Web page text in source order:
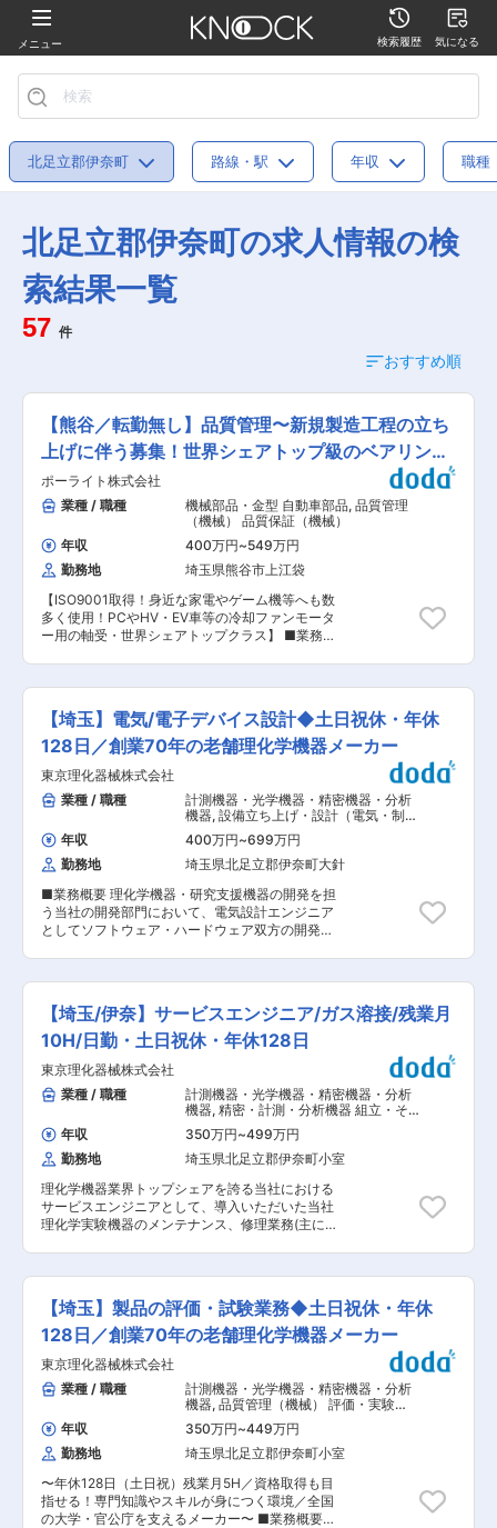
メニュー 検索履歴 気になる
北足立郡伊奈町 路線・駅 年収 職種
北足立郡伊奈町の求人情報の検
索結果一覧
57 件
おすすめ順
【熊谷／転勤無し】品質管理〜新規製造工程の立ち
上げに伴う募集！世界シェアトップ級のベアリング
メーカー
ポーライト株式会社
業種 / 職種
機械部品・金型 自動車部品, 品質管理
（機械） 品質保証（機械）
年収
400万円~549万円
勤務地
埼玉県熊谷市上江袋
【ISO9001取得！身近な家電やゲーム機等へも数
多く使用！PCやHV・EV車等の冷却ファンモータ
ー用の軸受・世界シェアトップクラス】 ■業務概
る燃料電池構造部品を生産しています。このた
び、新規製造工程の立ち上げに伴い、体制強化の
ための増員募集です。 ■製品魅力： 金属の粉を
固めて作る“粉末冶金技術”を使い、自動車・家
電・機械などに使われる高精度な金属部品（オイ
ルレスベアリングや焼結部品、MIM製品など）を
製造しています。 ★粉末冶金製法とは、金属の粉
を固めて作る特別な技術で材料廃棄が少なく環境
に優しい製造方式です。 ★同社の軸受けは「オイ
ルレスベアリング」という、油をささずともスム
ーズに回る部品を作っており、家電や車で活躍し
ています。 ■具体的な業務 ・工程内検査および
出荷検査業務 ・統計的品質管理に基づく品質デー
タの管理・分析 ・新規工程の立ち上げに伴う品質
管理体制の構築 ・製造現場での不具合調査及び生
産対応業務 ■働き方・福利厚生： ・新本社・工
休暇等）を含めて実質125日あり、有給休暇が
『入社当日』に10日付与 ・就業時間は7.5時間。
ノー残業デーや、有給休暇を1時間単位で取得で
きる制度や、永年勤続休暇等、柔軟な休暇制度あ
り ※当求人の残業時間は20〜30時間を想定して
おります。 ■企業魅力： ・粉末冶金製法の軸受
で世界トップクラスシェアを誇り、年間生産量は
80億個。自動車・家電・アミューズメント機器な
ど幅広い分野で採用されています。 ・グローバル
展開：経産省「グローバルニッチ企業100選」に
選出されるなど、技術力と安定成長が強みです。
海外7拠点を含むグループ体制で、世界中に製品
を供給しています。 変更の範囲：会社の定める業
【埼玉】電気/電子デバイス設計◆土日祝休・年休
128日／創業70年の老舗理化学機器メーカー
東京理化器械株式会社
業種 / 職種
計測機器・光学機器・精密機器・分析
機器, 設備立ち上げ・設計（電気・制御
設計） 電気設計（工作機械・装置・設
備・制御盤など）
年収 400万円~699万円
勤務地
埼玉県北足立郡伊奈町大針
■業務概要 理化学機器・研究支援機器の開発を担
う当社の開発部門において、電気設計エンジニア
としてソフトウェア・ハードウェア双方の開発業
め、電子回路設計や制御基板設計など、幅広い領
域に携わることができるポジションです。 当社が
手掛ける理化学機器は、大学や公的研究機関、医
療・医薬分野、食品業界など、多様な研究・開発
現場で活用されています。製品は、試料のかくは
ん、送液、温度制御、圧力管理など、研究活動を
支える重要な役割を担っています。 開発業務で
は、回路設計や配線設計などのハードウェア開発
に加え、組込みマイコン、PLC、PCアプリケー
ション開発などのソフトウェア開発にも携わりま
す。電気・電子分野の幅広い技術領域に関わりな
がら、自ら手掛けた製品の動作や性能を実際に確
認できるため、ものづくりの醍醐味を実感できる
環境です。 また、ソフトウェアとハードウェアの
両面から製品開発に携わることで、技術者として
の知識やスキルの幅を広げることができます。 ■
ける環境です。時差出勤制度も導入しており、ラ
イフスタイルに合わせた柔軟な働き方が可能で
す。 仕事とプライベートを両立しながら、長期的
なキャリア形成を目指していただけます。 ■当社
の魅力 当社が開発する研究支援機器は、官公庁の
研究機関をはじめ、全国の大学や民間企業の研究
施設で幅広く活用されています。 長年にわたり高
い評価と豊富な導入実績を積み重ねており、日本
の科学技術や研究開発を支える重要な役割を担っ
ています。最先端の研究現場を支える製品づくり
を通じて、社会や科学の発展に貢献できるやりが
いを実感できる仕事です。 変更の範囲：会社の定
める業務
【埼玉/伊奈】サービスエンジニア/ガス溶接/残業月
10H/日勤・土日祝休・年休128日
東京理化器械株式会社
業種 / 職種
計測機器・光学機器・精密機器・分析
機器, 精密・計測・分析機器 組立・そ
の他製造職
年収 350万円~499万円
勤務地
埼玉県北足立郡伊奈町小室
理化学機器業界トップシェアを誇る当社における
サービスエンジニアとして、導⼊いただいた当社
理化学実験機器のメンテナンス、修理業務(主に
テナンス/出張でのメンテナンス、修理業務/製品
が正常に作動す るかのチェック/顧客からお預か
りする製品の不具合確認、修理、修理後の組⽴、
通電確認 ※当社の「理化学機器」には難しい構造
のものが少ないため、⼀般的な機械のメンテナン
ス等の経 験があれば専⾨的な知⾒等が無くてもキ
ャッチアップしていただけます。 ︓当社で開発し
た研究⽀援機器は、官公庁研究機関をはじめ全国
の主要⼤学研究機 関、⺠間研究機関にて利⽤され
ています。それらの研究機関において、同社製品
は⾼い実績と評価 を得ています。(冷却⽔循環装
置などは国内で30％のシェアを占めるなどニッチ
トップ製品も多い です。) 変更の範囲：会社の定
める業務
【埼玉】製品の評価・試験業務◆土日祝休・年休
128日／創業70年の老舗理化学機器メーカー
東京理化器械株式会社
業種 / 職種
計測機器・光学機器・精密機器・分析
機器, 品質管理（機械） 評価・実験
（機械）
年収 350万円~449万円
勤務地
埼玉県北足立郡伊奈町小室
〜年休128日（土日祝）残業月5H／資格取得も目
指せる！専門知識やスキルが身につく環境／全国
の大学・官公庁を支えるメーカー〜 ■業務概要